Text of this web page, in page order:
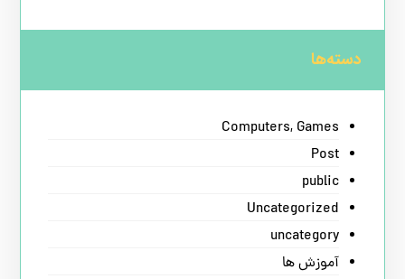
دسته‌ها
Computers, Games
Post
public
Uncategorized
uncategory
آموزش ها